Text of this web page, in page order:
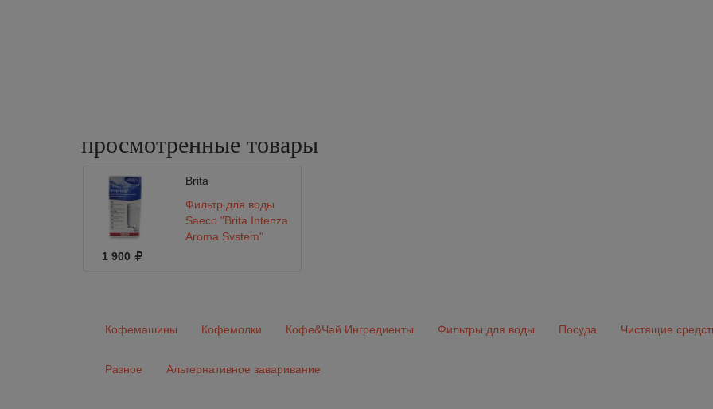
просмотренные товары
Brita
Фильтр для воды
Saeco "Brita Intenza
Aroma System"
1 900
Кофемашины Кофемолки Кофе&Чай Ингредиенты Фильтры для воды Посуда Чистящие
Разное Альтернативное заваривание